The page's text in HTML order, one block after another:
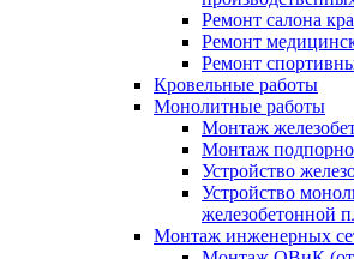
Ремонт салона
Ремонт
Ремонт
Кровельные работы
Монолитные работы
Монтаж
Монтаж
Устройство
Устройство
железобетонной
Монтаж инженерных